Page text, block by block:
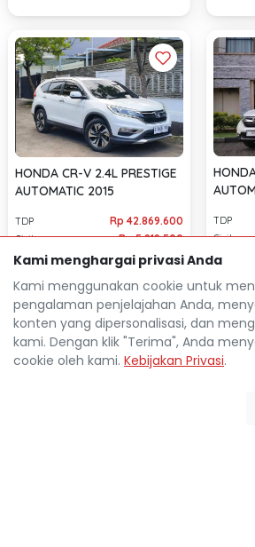
HONDA CR-V 2.4L PRESTIGE
AUTOMATIC 2015
TDP Rp 42.869.600
Cicilan
Rp 5.919.500
53.000 Km
location_onBandung Kota
TDP
Cicilan
location_on
Kami menghargai privasi Anda
Kami menggunakan cookie untuk
pengalaman penjelajahan Anda,
konten yang dipersonalisasi, dan
kami. Dengan klik "Terima", Anda
cookie oleh kami. Kebijakan Privasi.